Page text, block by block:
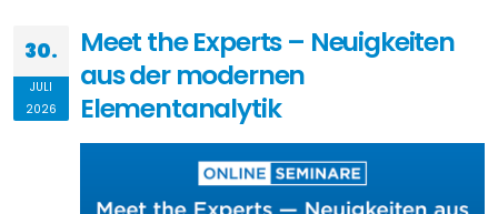
30.
JULI
2026
Meet the Experts – Neuigkeiten
aus der modernen
Elementanalytik